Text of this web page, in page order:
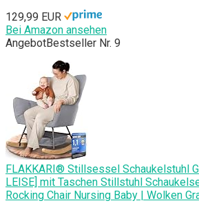
129,99 EUR
Bei Amazon ansehen
AngebotBestseller Nr. 9
FLAKKARI® Stillsessel Schaukelstuhl
LEISE] mit Taschen Stillstuhl
Rocking Chair Nursing Baby | Wolken